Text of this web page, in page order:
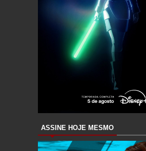
ASSINE HOJE MESMO